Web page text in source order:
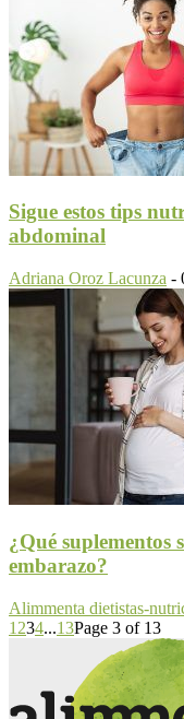
Sigue estos tips
abdominal
Adriana Oroz Lacunza -
¿Qué suplementos
embarazo?
Alimmenta dietistas-
1 234...13Page 3 of 13